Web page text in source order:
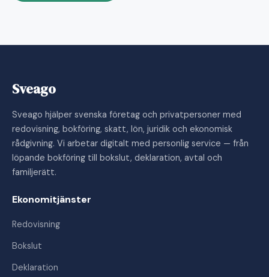
Sveago
Sveago hjälper svenska företag och privatpersoner med
redovisning, bokföring, skatt, lön, juridik och ekonomisk
rådgivning. Vi arbetar digitalt med personlig service — från
löpande bokföring till bokslut, deklaration, avtal och
familjerätt.
Ekonomitjänster
Redovisning
Bokslut
Deklaration